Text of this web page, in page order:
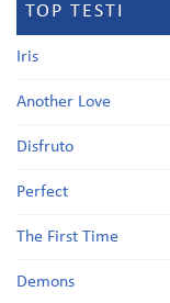
TOP TESTI
Iris
Another Love
Disfruto
Perfect
The First Time
Demons